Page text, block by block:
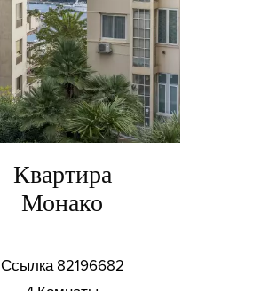
Квартира
Монако
Ссылка82196682